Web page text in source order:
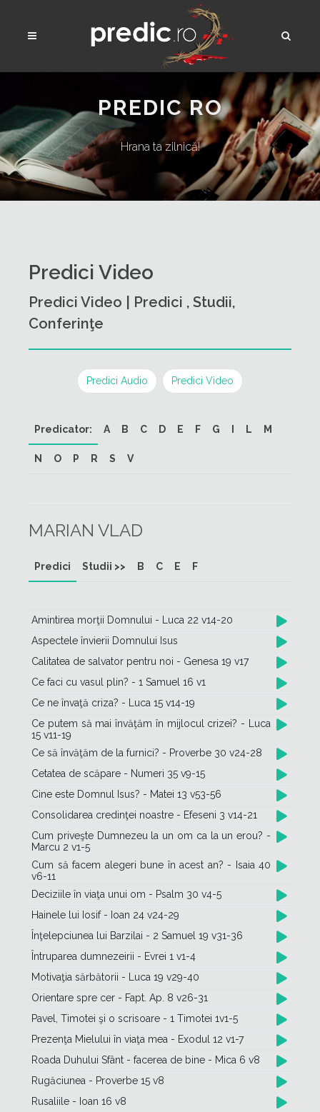
PREDIC RO
Hrana ta zilnică!
Predici Video
Predici Video | Predici , Studii,
Conferinţe
Predici Audio Predici Video
Predicator: A B C D E F G L M
N O P R S V
MARIAN VLAD
Predici Studii >> B C E F
Amintirea morţii Domnului - Luca 22 v14-20
Aspectele învierii Domnului Isus
Calitatea de salvator pentru noi - Genesa 19 v17
Ce faci cu vasul plin? - 1 Samuel 16 v1
Ce ne învaţă criza? - Luca 15 v14-19
Ce putem să mai învăţăm în mijlocul crizei? - Luca
15 v11-19
Ce să învăţăm de la furnici? - Proverbe 30 v24-28
Cetatea de scăpare - Numeri 35 v9-15
Cine este Domnul Isus? - Matei 13 v53-56
Consolidarea credinţei noastre - Efeseni 3 v14-21
Cum priveşte Dumnezeu la un om ca la un erou? -
Marcu 2 v1-5
Cum să facem alegeri bune în acest an? - Isaia 40
v6-11
Deciziile în viaţa unui om - Psalm 30 v4-5
Hainele lui Iosif - Ioan 24 v24-29
Înţelepciunea lui Barzilai - 2 Samuel 19 v31-36
Întruparea dumnezeirii - Evrei 1 v1-4
Motivaţia sărbătorii - Luca 19 v29-40
Orientare spre cer - Fapt. Ap. 8 v26-31
Pavel, Timotei şi o scrisoare - 1 Timotei 1v1-5
Prezenţa Mielului în viaţa mea - Exodul 12 v1-7
Roada Duhului Sfânt - facerea de bine - Mica 6 v8
Rugăciunea - Proverbe 15 v8
Rusaliile - Ioan 16 v8